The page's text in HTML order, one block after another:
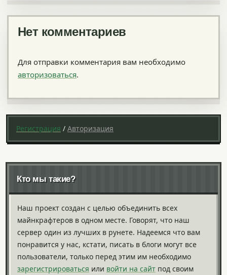
Нет комментариев
Для отправки комментария вам необходимо
авторизоваться.
Регистрация / Авторизация
Кто мы такие?
Наш проект создан с целью объединить всех
майнкрафтеров в одном месте. Говорят, что наш
сервер один из лучших в рунете. Надеемся что вам
понравится у нас, кстати, писать в блоги могут все
пользователи, только перед этим им необходимо
зарегистрироваться или войти на сайт под своим